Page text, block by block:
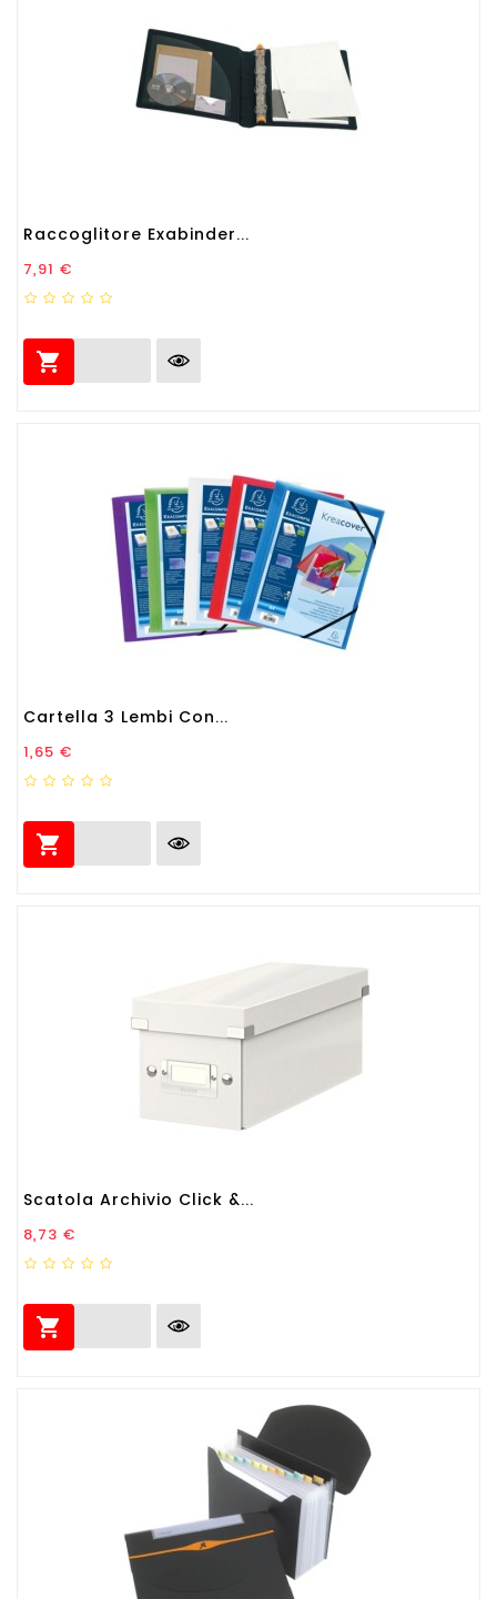
Raccoglitore Exabinder...
Prezzo
7,91 €

Cartella 3 Lembi Con...
Prezzo
1,65 €

Scatola Archivio Click &...
Prezzo
8,73 €
